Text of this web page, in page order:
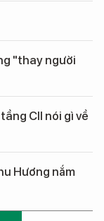
"thay người
CII nói gì về
Hương nắm